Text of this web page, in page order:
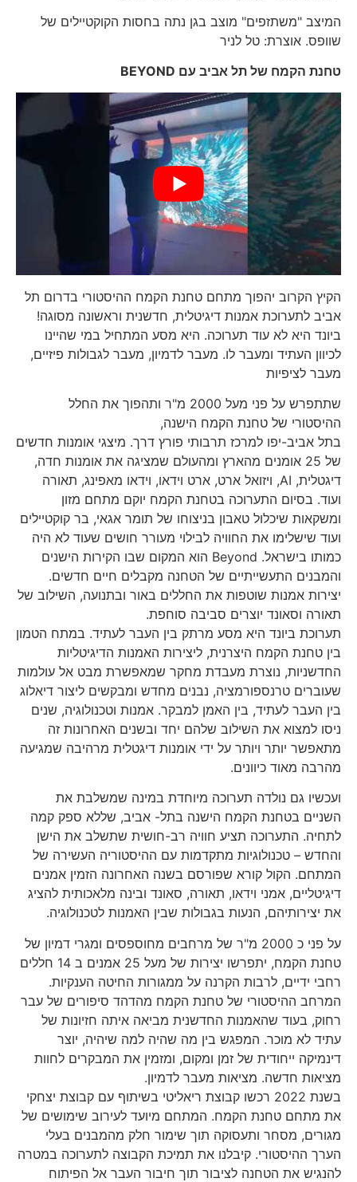
המיצב "משתזפים" מוצב בגן נתה בחסות הקוקטיילים של
שוופס. אוצרת: טל לניר
טחנת הקמח של תל אביב עםBEYOND
הקיץ הקרוב יהפוך מתחם טחנת הקמח ההיסטורי בדרום תל
אביב לתערוכת אמנות דיגיטלית, חדשנית וראשונה מסוגה!
ביונד היא לא עוד תערוכה. היא מסע המתחיל במי שהיינו
לכיוון העתיד ומעבר לו. מעבר לדמיון, מעבר לגבולות פיזיים,
מעבר לציפיות
שתתפרש על פני מעל 2000 מ"ר ותהפוך את החלל
ההיסטורי של טחנת הקמח הישנה,
בתל אביב-יפו למרכז תרבותי פורץ דרך. מיצגי אומנות חדשים
של 25 אומנים מהארץ ומהעולם שמציגה את אומנות חדה,
דיגטלית, AI, ויזואל ארט, ארט וידאו, וידאו מאפינג, תאורה
ועוד. בסיום התערוכה בטחנת הקמח יוקם מתחם מזון
ומשקאות שיכלול טאבון בניצוחו של תומר אגאי, בר קוקטיילים
ועוד שישלימו את החוויה לבילוי מעורר חושים שעוד לא היה
כמותו בישראל. Beyond הוא המקום שבו הקירות הישנים
והמבנים התעשייתיים של הטחנה מקבלים חיים חדשים.
יצירות אמנות שוטפות את החללים באור ובתנועה, השילוב של
תאורה וסאונד יוצרים סביבה סוחפת.
תערוכת ביונד היא מסע מרתק בין העבר לעתיד. במתח הטמון
בין טחנת הקמח היצרנית, ליצירות האמנות הדיגיטליות
החדשניות, נוצרת מעבדת מחקר שמאפשרת מבט אל עולמות
שעוברים טרנספורמציה, נבנים מחדש ומבקשים ליצור דיאלוג
בין העבר לעתיד, בין האמן למבקר. אמנות וטכנולוגיה, שנים
ניסו למצוא את השילוב שלהם יחד ובשנים האחרונות זה
מתאפשר יותר ויותר על ידי אומנות דיגטלית מרהיבה שמגיעה
מהרבה מאוד כיוונים.
ועכשיו גם נולדה תערוכה מיוחדת במינה שמשלבת את
השניים בטחנת הקמח הישנה בתל- אביב, שללא ספק קמה
לתחיה. התערוכה תציע חוויה רב-חושית שתשלב את הישן
והחדש – טכנולוגיות מתקדמות עם ההיסטוריה העשירה של
המתחם. הקול קורא שפורסם בשנה האחרונה הזמין אמנים
דיגיטליים, אמני וידאו, תאורה, סאונד ובינה מלאכותית להציג
את יצירותיהם, הנעות בגבולות שבין האמנות לטכנולוגיה.
על פני כ 2000 מ"ר של מרחבים מחוספסים ומגרי דמיון של
טחנת הקמח, יתפרשו יצירות של מעל 25 אמנים ב 14 חללים
רחבי ידיים, לרבות הקרנה על ממגורות החיטה הענקיות.
המרחב ההיסטורי של טחנת הקמח מהדהד סיפורים של עבר
רחוק, בעוד שהאמנות החדשנית מביאה איתה חזיונות של
עתיד לא מוכר. המפגש בין מה שהיה למה שיהיה, יוצר
דינמיקה ייחודית של זמן ומקום, ומזמין את המבקרים לחוות
מציאות חדשה. מציאות מעבר לדמיון.
בשנת 2022 רכשו קבוצת ריאליטי בשיתוף עם קבוצת יצחקי
את מתחם טחנת הקמח. המתחם מיועד לעירוב שימושים של
מגורים, מסחר ותעסוקה תוך שימור חלק מהמבנים בעלי
הערך ההיסטורי. קיבלנו את תמיכת הקבוצה לתערוכה במטרה
להנגיש את הטחנה לציבור תוך חיבור העבר אל הפיתוח